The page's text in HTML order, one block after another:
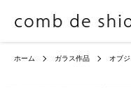
ホーム ガラス作品 オブ